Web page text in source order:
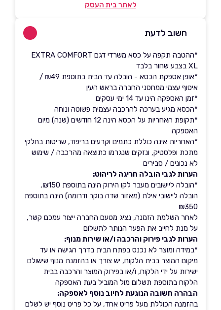
לאתר בית העסק
חשוב לדעת
*ההטבה תקפה על כסא משרדי דגם EXTRA COMFORT
XL בצבע שחור בלבד
*אופן אספקת הכסא - הובלה עד הבית בתוספת ₪49 /
איסוף עצמי ממחסני החברה בראש העין
*זמן האספקה הינו עד 14 ימי עסקים
*הכסא מגיע בערכה להרכבה עצמית פשוטה ונוחה
*תקופת האחריות על הכסא הינה 12 חודשים (שנה) מיום
האספקה
*האחריות אינה כוללת כתמים וקרעים בריפוד, שריטות בחלקי
מתכת ופלסטיק, ונזקים שנגרמו כתוצאה מהרכבה / שימוש
לא נכונים / סבירים
הערות לגבי הובלה חריגה לריהוט:
*הובלה ליישובים מעבר לקו הירוק הינה בתוספת ₪150,
הובלה ליישובי אילת (מאזור שדה בוקר ודרומה) הינה בתוספת
₪350
לאחר השלמת הזמנה, נציג מטעם החברה ייצור עמכם קשר,
על מנת לחייב את הפער הנותר לתשלום
הערות לגבי פירוק והרכבה ו/או שירות מנוף:
*במידה ומוצר לא נכנס בפתח הבית בדרך הגישה או עד
מיקום המוצר בבית הלקוח, יש צורך או בהזמנת מנוף שישולם
ישירות על ידי הלקוח, ו/או בפירוק המוצר והרכבה בבית
הלקוח בתוספת תשלום מול המוביל בעת האספקה
הבהרה חשובה הנוגעת לחיוב נוסף לאספקה:
בהזמנה הכוללת מעל פריט אחד, על כל פריט נוסף יש לשלם